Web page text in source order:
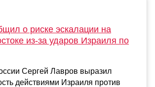
о риске эскалации на
из-за ударов Израиля по
Сергей Лавров выразил
действиями Израиля против